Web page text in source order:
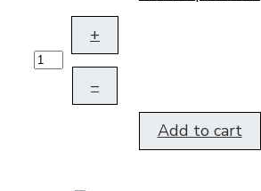
+
–
Add to cart